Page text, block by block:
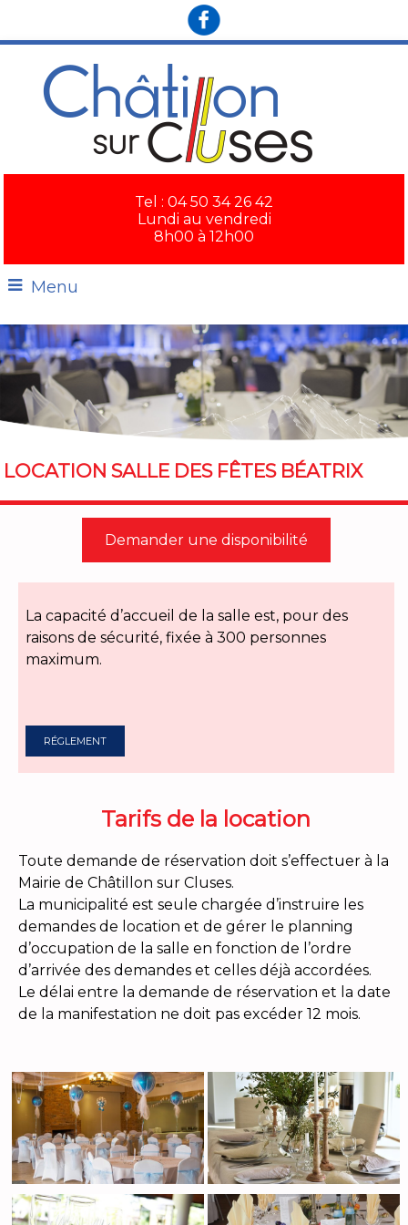
×
Tel : 04 50 34 26 42
Lundi au vendredi
8h00 à 12h00
Menu
LOCATION SALLE DES FÊTES BÉATRIX
Demander une disponibilité
La capacité d’accueil de la salle est, pour des
raisons de sécurité, fixée à 300 personnes
maximum.
RÉGLEMENT
Tarifs de la location
Toute demande de réservation doit s’effectuer à la
Mairie de Châtillon sur Cluses.
La municipalité est seule chargée d’instruire les
demandes de location et de gérer le planning
d’occupation de la salle en fonction de l’ordre
d’arrivée des demandes et celles déjà accordées.
Le délai entre la demande de réservation et la date
de la manifestation ne doit pas excéder 12 mois.